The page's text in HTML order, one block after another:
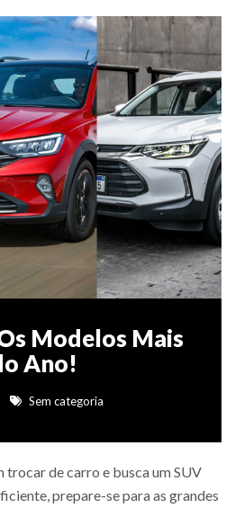
Modelos Mais
Ano!
Sem categoria
trocar de carro e busca um SUV
prepare-se para as grandes